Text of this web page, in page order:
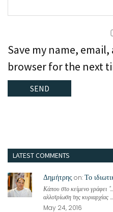
Save my name,
browser for the next
LATEST COMMENTS
Δημήτρηςon:Το
Κάπου στο κείμενο γράφει
αλλοτρίωση της κυριαρχίας ...
May 24, 2016